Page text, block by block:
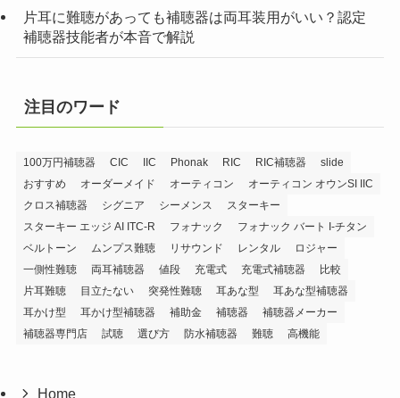
片耳に難聴があっても補聴器は両耳装用がいい？認定
補聴器技能者が本音で解説
注目のワード
100万円補聴器 CIC IIC Phonak RIC RIC補聴器
slide
おすすめ
オーダーメイド オーティコン
オーティコン オウンSI IIC
クロス補聴器
シグニア シーメンス
スターキー
スターキー エッジ AI ITC-R
フォナック
フォナック バート I-チタン
ベルトーン
ムンプス難聴 リサウンド レンタル
ロジャー
一側性難聴
両耳補聴器 値段 充電式 充電式補聴器
比較
片耳難聴
目立たない 突発性難聴 耳あな型
耳あな型補聴器
耳かけ型
耳かけ型補聴器 補助金 補聴器
補聴器メーカー
補聴器専門店
試聴 選び方 防水補聴器 難聴 高機能
Home